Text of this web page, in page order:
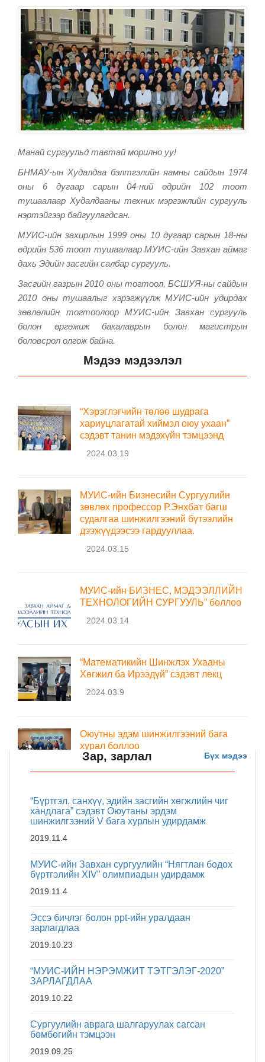
Манай сургуульд тавтай морилно уу!
БНМАУ-ын Худалдаа бэлтгэлийн яамны сайдын 1974
оны 6 дугаар сарын 04-ний өдрийн 102 тоот
тушаалаар Худалдааны техник мэргэжлийн сургууль
нэртэйгээр байгуулагдсан.
МУИС-ийн захирлын 1999 оны 10 дугаар сарын 18-ны
өдрийн 536 тоот тушаалаар МУИС-ийн Завхан аймаг
дахь Эдийн засгийн салбар сургууль.
Засгийн газрын 2010 оны тогтоол, БСШУЯ-ны сайдын
2010 оны тушаалыг хэрэгжүүлж МУИС-ийн удирдах
зөвлөлийн тогтоолоор МУИС-ийн Завхан сургууль
болон өргөжиж бакалаврын болон магистрын
боловсрол олгож байна.
Мэдээ мэдээлэл
“Хэрэглэгчийн төлөө шудрага
хариуцлагатай хиймэл оюу ухаан”
сэдэвт танин мэдэхүйн тэмцээнд
2024.03.19
МУИС-ийн Бизнесийн Сургуулийн
зөвлөх профессор Р.Энхбат багш
судалгаа шинжилгээний бүтээлийн
дээжүүдээсээ гардууллаа.
2024.03.15
МУИС-ийн БИЗНЕС, МЭДЭЭЛЛИЙН
ТЕХНОЛОГИЙН СУРГУУЛЬ” боллоо
2024.03.14
“Математикийн Шинжлэх Ухааны
Хөгжил ба Ирээдүй” сэдэвт лекц
2024.03.9
Оюутны эдэм шинжилгээний бага
хурал боллоо
2019.12.13
Монгол гоёл Монгол соёл
2019.12.2
Нягтлан бодох бүртгэлийн олимпиад,
Оюутны Эрдэм шинжилгээний бага
анхаарах вэ” сэдэвт сургалт
“ЭРДМИЙН САР-I” эхэллээ.
Бүх мэдээ
Зар, зарлал
“Бүртгэл, санхүү, эдийн засгийн хөгжлийн чиг
хандлага” сэдэвт Оюутаны эрдэм
шинжилгээний V бага хурлын удирдамж
2019.11.4
МУИС-ийн Завхан сургуулийн “Нягтлан бодох
бүртгэлийн XIV” олимпиадын удирдамж
2019.11.4
Эссэ бичлэг болон ppt-ийн уралдаан
зарлагдлаа
2019.10.23
“МУИС-ИЙН НЭРЭМЖИТ ТЭТГЭЛЭГ-2020”
ЗАРЛАГДЛАА
2019.10.22
Сургуулийн аврага шалгаруулах сагсан
бөмбөгийн тэмцээн
2019.09.25